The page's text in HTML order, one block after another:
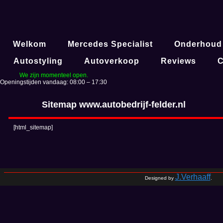
Welkom Mercedes Specialist
Onderhoud
Autostyling
Autoverkoop Reviews
We zijn momenteel open.
Openingstijden vandaag: 08:00 – 17:30
Sitemap www.autobedrijf-felder.nl
[html_sitemap]
Designed by J.Verhaaff